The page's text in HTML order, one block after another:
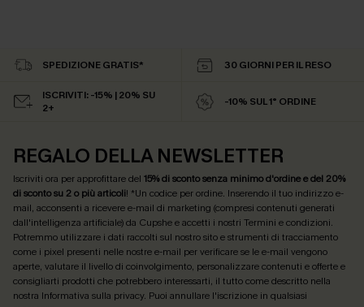
SPEDIZIONE GRATIS* 30 GIORNI PER IL RESO
ISCRIVITI: -15% | 20% SU
2+
-10% SUL 1° ORDINE
REGALO DELLA NEWSLETTER
Iscriviti ora per approfittare del 15% di sconto senza minimo d'ordine e del 20%
di sconto su 2 o più articoli! *Un codice per ordine. Inserendo il tuo indirizzo e-
mail, acconsenti a ricevere e-mail di marketing (compresi contenuti generati
dall'intelligenza artificiale) da Cupshe e accetti i nostri Termini e condizioni.
Potremmo utilizzare i dati raccolti sul nostro sito e strumenti di tracciamento
come i pixel presenti nelle nostre e-mail per verificare se le e-mail vengono
aperte, valutare il livello di coinvolgimento, personalizzare contenuti e offerte e
consigliarti prodotti che potrebbero interessarti, il tutto come descritto nella
nostra Informativa sulla privacy. Puoi annullare l'iscrizione in qualsiasi